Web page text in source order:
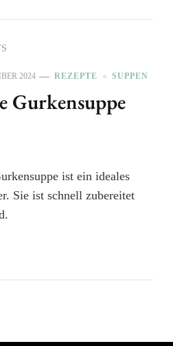
2024 REZEPTE SUPPEN
Gurkensuppe
ist ein ideales
Sie ist schnell zubereitet